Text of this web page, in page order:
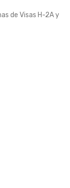
de Visas H-2A y